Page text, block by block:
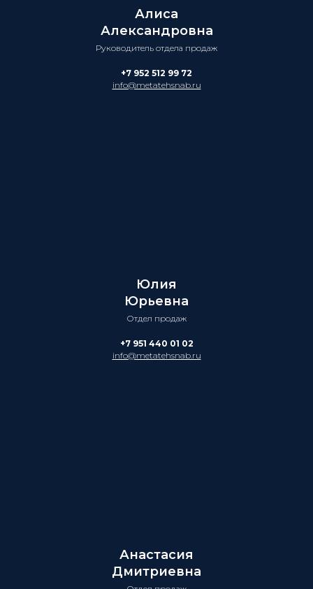
Алиса
Александровна
Руководитель отдела продаж
+7 952 512 99 72
info@metatehsnab.ru
Юлия
Юрьевна
Отдел продаж
+7 951 440 01 02
info@metatehsnab.ru
Анастасия
Дмитриевна